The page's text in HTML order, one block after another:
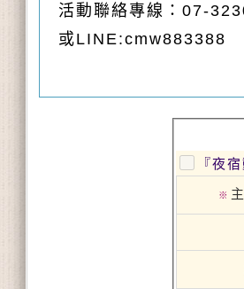
活動聯絡專線： 07-
或LINE:cmw883388
『夜
※